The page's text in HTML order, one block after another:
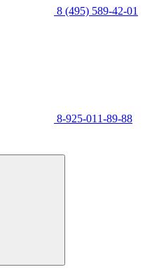
8 (495) 589-42-01
8-925-011-89-88